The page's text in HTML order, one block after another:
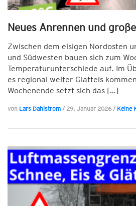
Neues Anrennen und
Zwischen dem eisigen Nordosten
und Südwesten bauen sich zum
Temperaturunterschiede auf. Im
es regional weiter Glatteis
Wochenende setzt sich das […]
von Lars Dahlstrom / 29. Januar 2026/ Keine